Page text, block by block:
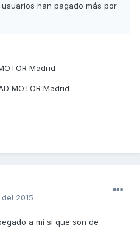
han pagado más por
Madrid
MOTOR Madrid
2015
a mi si que son de